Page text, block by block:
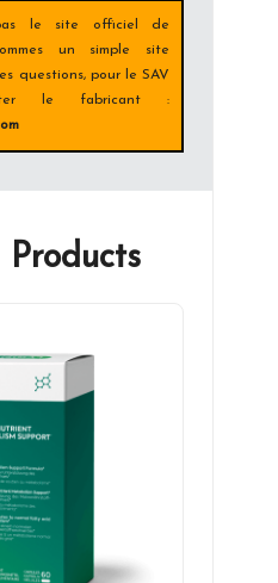
le site officiel de
un simple site
questions, pour le SAV
le fabricant :
Products